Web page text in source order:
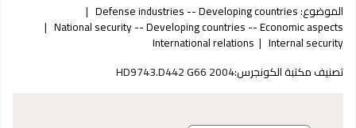
الموضوع:Defense industries -- Developing countries
National security -- Developing countries -- Economic aspects
Internal security
International relations
تصنيف مكتبة الكونجرس:HD9743.D442 G66 2004